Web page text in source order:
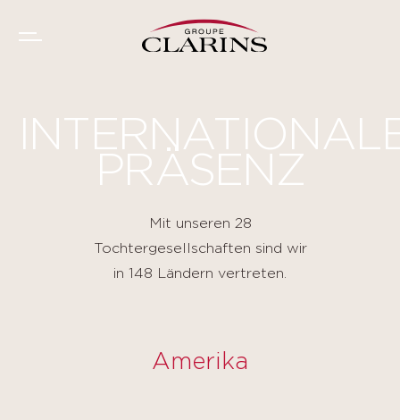
PRÄSENZ
Mit unseren 28
Tochtergesellschaften sind wir
in 148 Ländern vertreten.
Amerika